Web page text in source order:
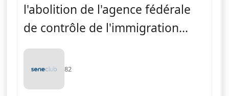
l'abolition de l'agence fédérale
de contrôle de l'immigration...
82